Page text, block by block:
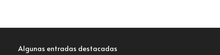
Algunas entradas destacadas